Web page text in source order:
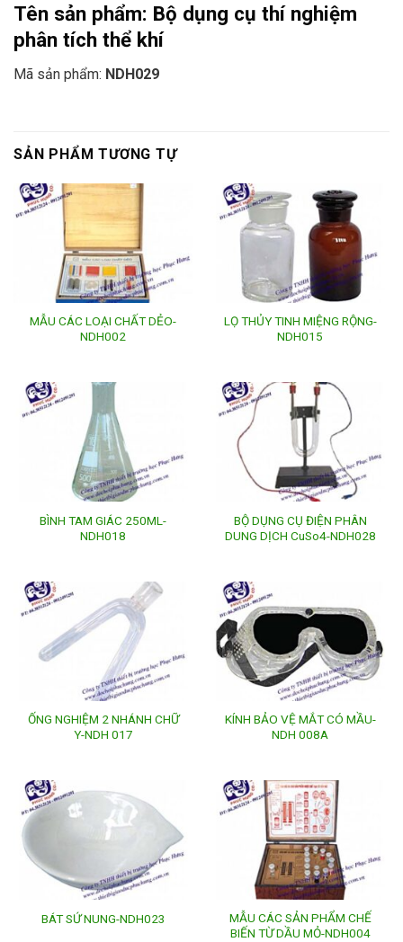
Tên sản phẩm: Bộ dụng cụ thí nghiệm
phân tích thể khí
Mã sản phẩm: NDH029
SẢN PHẨM TƯƠNG TỰ
MẪU CÁC LOẠI CHẤT DẺO-
NDH002
LỌ THỦY TINH MIỆNG RỘNG-
NDH015
BÌNH TAM GIÁC 250ML-
NDH018
BỘ DỤNG CỤ ĐIỆN PHÂN
DUNG DỊCH CuSo4-NDH028
ỐNG NGHIỆM 2 NHÁNH CHỮ
Y-NDH 017
KÍNH BẢO VỆ MẮT CÓ MẦU-
NDH 008A
BÁT SỨ NUNG-NDH023
MẪU CÁC SẢN PHẨM CHẾ
BIẾN TỪ DẦU MỎ-NDH004